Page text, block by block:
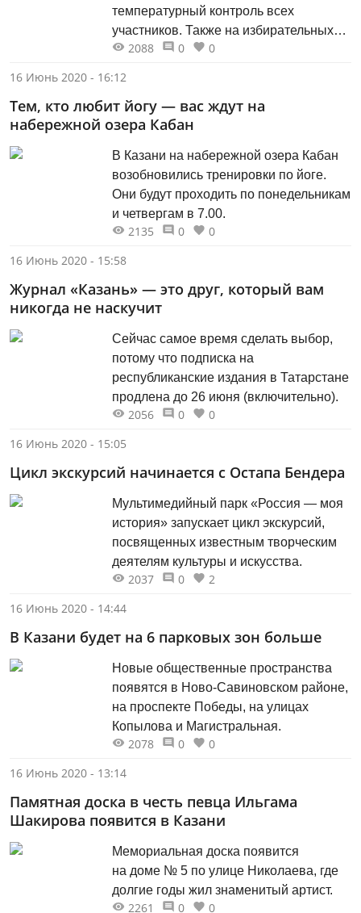
температурный контроль всех
участников. Также на избирательных
участках будут размещены
разметка на расстоянии 1,5 метра для
соблюдения дистанции, а кабины для
тайного голосования будут без
передней шторки», — об этом на
брифинге в Кабмине РТ заявил
руководитель ЦИК РТ Андрей
Кондратьев.
2088 0
0
16 Июнь 2020 - 16:12
Тем, кто любит йогу — вас ждут на
набережной озера Кабан
В Казани на набережной озера Кабан
возобновились тренировки по йоге.
Они будут проходить по понедельникам
и четвергам в 7.00.
2135 0
0
16 Июнь 2020 - 15:58
Журнал «Казань» — это друг, который вам
никогда не наскучит
Сейчас самое время сделать выбор,
потому что подписка на
республиканские издания в Татарстане
продлена до 26 июня (включительно).
2056 0
0
16 Июнь 2020 - 15:05
Цикл экскурсий начинается с Остапа Бендера
Мультимедийный парк «Россия — моя
история» запускает цикл экскурсий,
посвященных известным творческим
деятелям культуры и искусства.
2037 0
2
16 Июнь 2020 - 14:44
В Казани будет на 6 парковых зон больше
Новые общественные пространства
появятся в Ново-Савиновском районе,
на проспекте Победы, на улицах
Копылова и Магистральная.
2078 0
0
16 Июнь 2020 - 13:14
Памятная доска в честь певца Ильгама
Шакирова появится в Казани
Мемориальная доска появится
на доме № 5 по улице Николаева, где
долгие годы жил знаменитый артист.
2261 0
0